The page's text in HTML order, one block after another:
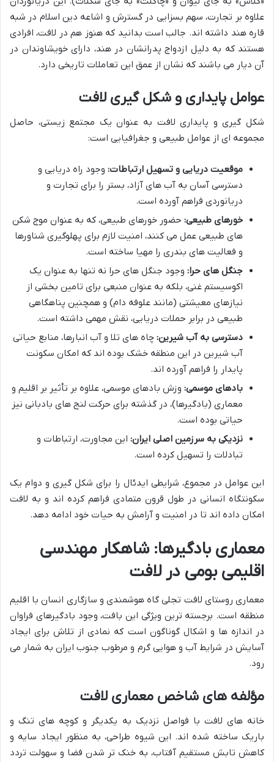
علاوه بر تجارت، سهم بسزایی در گسترش و اشاعه دین اسلام در شبه
قاره هند داشته اند. جالب است بدانید که هنوز هم در لافت، افرادی
هستند که به دلیل ازدواج پدرانشان در هند، دارای خویشاوندان در
آن دیار می باشند که نشان از عمق این تعاملات تاریخی دارد.
عوامل پایداری و شکل گیری لافت
شکل گیری و پایداری لافت به عنوان یک مجتمع زیستی، حاصل
مجموعه ای از عوامل طبیعی و جغرافیایی است:
موقعیت دریایی و تسهیل ارتباطات: وجود راه دریایی و
دسترسی آسان به آب های آزاد، بستر را برای تجارت و
دریانوردی فراهم آورده است.
خورهای طبیعی: حضور خورهای طبیعی، که به عنوان موج شکن
های طبیعی عمل می کنند، امنیت لازم برای پهلوگیری شناورها
و فعالیت های بندری را مهیا ساخته است.
جنگل های حرا: وجود جنگل های حرا نه تنها به عنوان یک
اکوسیستم غنی، بلکه به عنوان منبعی برای تامین بخشی از
نیازهای معیشتی (مانند علوفه دام) و همچنین پناهگاهی
طبیعی در برابر حملات دریایی، نقش مهمی داشته است.
دسترسی به آب شیرین: چاه های تلا و آب انبارها، منابع حیاتی
آب شیرین در این منطقه خشک بوده اند که امکان سکونت
پایدار را فراهم آورده اند.
بادهای موسمی: وزش بادهای موسمی، علاوه بر تأثیر بر اقلیم و
معماری (بادگیرها)، در گذشته برای حرکت لنج های بادبانی نیز
حیاتی بوده است.
نزدیکی به سرزمین اصلی ایران: این مجاورت، ارتباطات و
تبادلات را تسهیل کرده است.
این عوامل در مجموع، شرایطی ایدئال را برای شکل گیری و دوام یک
سکونتگاه انسانی در طول قرون متمادی فراهم کرده اند و به لافت
امکان داده اند تا در امنیت و آرامش به حیات خود ادامه دهد.
معماری بادگیرها: شاهکار مهندسی
اقلیمی بومی در لافت
معماری روستای لافت تجلی گاه هوشمندی و سازگاری انسان با اقلیم
منطقه است. برجسته ترین ویژگی این بافت، وجود بادگیرهای فراوان
در اندازه ها و اشکال گوناگون است که نمادی از تلاش برای ایجاد
آسایش در شرایط آب و هوایی گرم و مرطوب جنوب ایران به شمار می
رود.
مؤلفه های شاخص معماری لافت
خانه های لافت با فواصل نزدیک به یکدیگر و کوچه های تنگ و
باریک ساخته شده اند. این شیوه طراحی، به منظور ایجاد سایه و
کاهش تابش مستقیم آفتاب، به خنک تر شدن فضا و سهولت تردد